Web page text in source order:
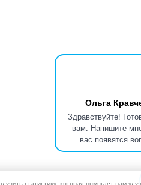
Ольга
Здравствуйте!
вам. Напишите
вас появятся
статистику, которая помогает нам